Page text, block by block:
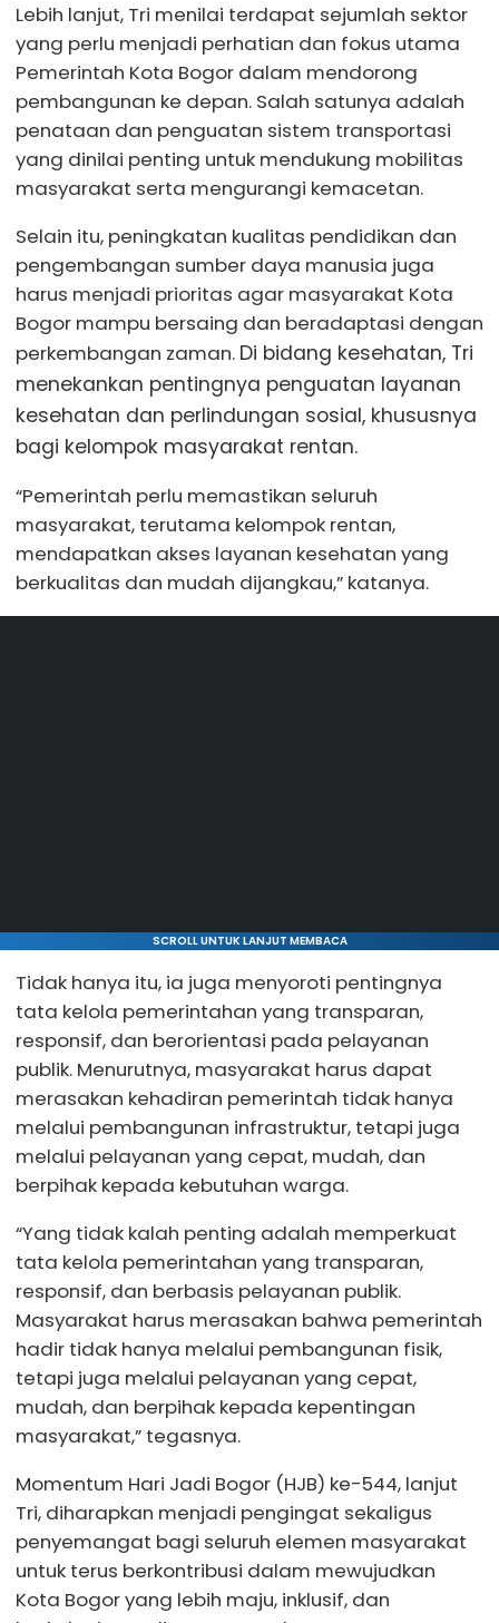
Lebih lanjut, Tri menilai terdapat sejumlah sektor
yang perlu menjadi perhatian dan fokus utama
Pemerintah Kota Bogor dalam mendorong
pembangunan ke depan. Salah satunya adalah
penataan dan penguatan sistem transportasi
yang dinilai penting untuk mendukung mobilitas
masyarakat serta mengurangi kemacetan.
Selain itu, peningkatan kualitas pendidikan dan
pengembangan sumber daya manusia juga
harus menjadi prioritas agar masyarakat Kota
Bogor mampu bersaing dan beradaptasi dengan
perkembangan zaman. Di bidang kesehatan, Tri
menekankan pentingnya penguatan layanan
kesehatan dan perlindungan sosial, khususnya
bagi kelompok masyarakat rentan.
“Pemerintah perlu memastikan seluruh
masyarakat, terutama kelompok rentan,
mendapatkan akses layanan kesehatan yang
berkualitas dan mudah dijangkau,” katanya.
SCROLL UNTUK LANJUT MEMBACA
Tidak hanya itu, ia juga menyoroti pentingnya
tata kelola pemerintahan yang transparan,
responsif, dan berorientasi pada pelayanan
publik. Menurutnya, masyarakat harus dapat
merasakan kehadiran pemerintah tidak hanya
melalui pembangunan infrastruktur, tetapi juga
melalui pelayanan yang cepat, mudah, dan
berpihak kepada kebutuhan warga.
“Yang tidak kalah penting adalah memperkuat
tata kelola pemerintahan yang transparan,
responsif, dan berbasis pelayanan publik.
Masyarakat harus merasakan bahwa pemerintah
hadir tidak hanya melalui pembangunan fisik,
tetapi juga melalui pelayanan yang cepat,
mudah, dan berpihak kepada kepentingan
masyarakat,” tegasnya.
Momentum Hari Jadi Bogor (HJB) ke-544, lanjut
Tri, diharapkan menjadi pengingat sekaligus
penyemangat bagi seluruh elemen masyarakat
untuk terus berkontribusi dalam mewujudkan
Kota Bogor yang lebih maju, inklusif, dan